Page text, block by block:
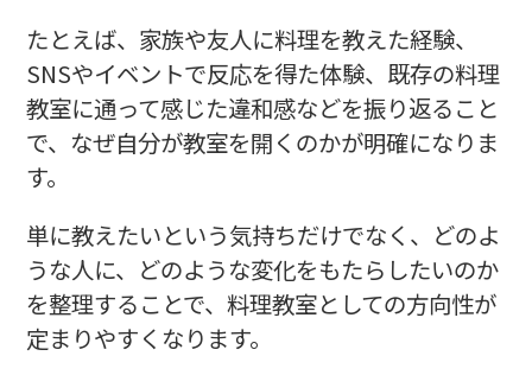
たとえば、家族や友人に料理を教えた経験、
SNSやイベントで反応を得た体験、既存の料理
教室に通って感じた違和感などを振り返ること
で、なぜ自分が教室を開くのかが明確になりま
す。
単に教えたいという気持ちだけでなく、どのよ
うな人に、どのような変化をもたらしたいのか
を整理することで、料理教室としての方向性が
定まりやすくなります。